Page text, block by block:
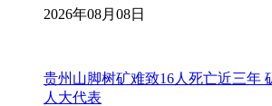
2026年08月08日
贵州山脚树矿难致16人死亡近三年
人大代表